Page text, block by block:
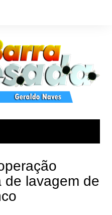
de lavagem de